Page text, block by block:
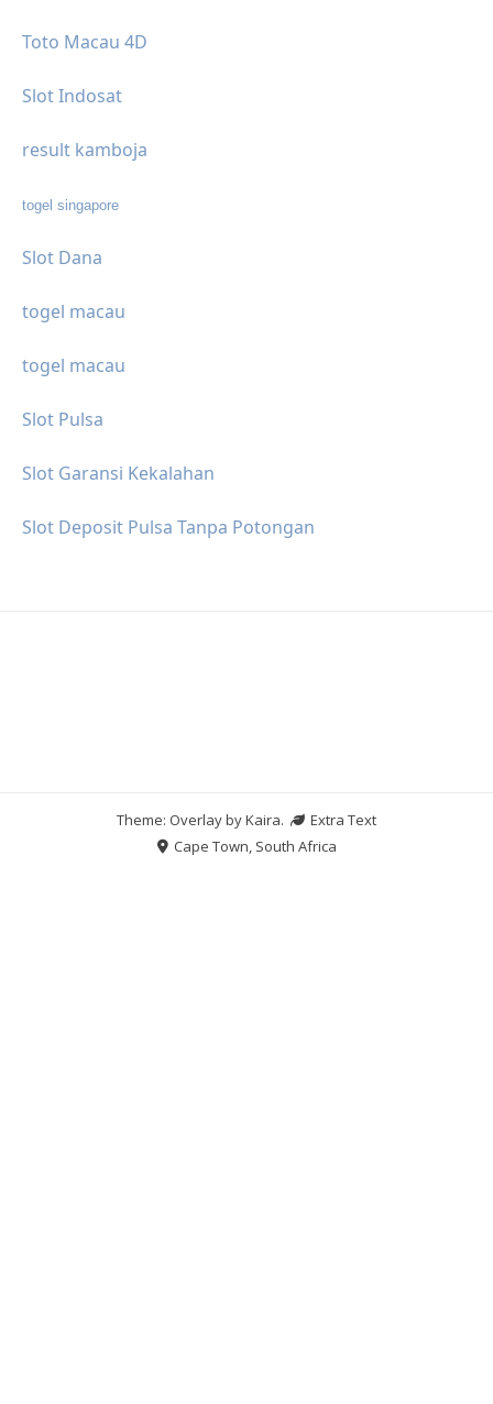
Toto Macau 4D
Slot Indosat
result kamboja
togel singapore
Slot Dana
togel macau
togel macau
Slot Pulsa
Slot Garansi Kekalahan
Slot Deposit Pulsa Tanpa Potongan
Theme: Overlay byKaira.
Extra Text
Cape Town, South Africa